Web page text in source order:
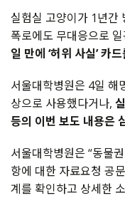
실험실 고양이가 1년간
폭로에도 무대응으로
일 만에 ‘허위 사실’카드
서울대학병원은 4일 해
상으로 사용했다거나,
등의 이번 보도 내용은
서울대학병원은 “동물
항에 대한 자료요청 공
계를 확인하고 상세한